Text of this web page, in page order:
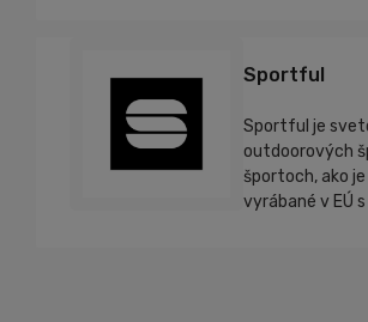
Sportful
Sportful je
outdoorových
športoch, ako
vyrábané v EÚ